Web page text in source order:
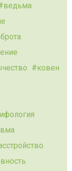
ведьма
ковен